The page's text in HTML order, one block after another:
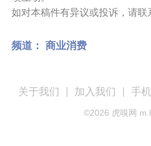
如对本稿件有异议或投诉，请联
频道： 商业消费
关于我们 加入我们 手
©2026 虎嗅网